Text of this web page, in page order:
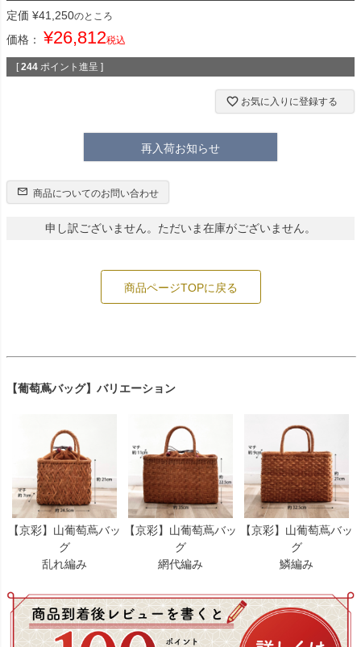
定価 ¥41,250のところ
価格： ¥26,812税込
[ 244 ポイント進呈 ]
お気に入りに登録する
再入荷お知らせ
商品についてのお問い合わせ
申し訳ございません。ただいま在庫がございません。
商品ページTOPに戻る
【葡萄蔦バッグ】バリエーション
【京彩】山葡萄蔦バッ
グ
乱れ編み
【京彩】山葡萄蔦バッ
グ
網代編み
【京彩】山葡萄蔦バッ
グ
鱗編み